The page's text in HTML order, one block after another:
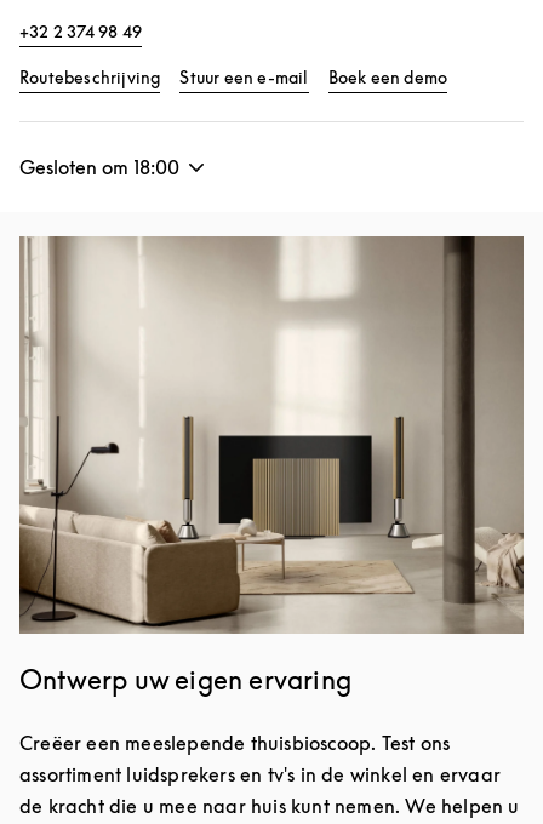
+32 2 374 98 49
RoutebeschrijvingLink Opens in New Tab
Stuur een e-mail Boek een demo
Gesloten om 18:00
Afbeelding van evenement
Ontwerp uw eigen ervaring
Creëer een meeslepende thuisbioscoop. Test ons
assortiment luidsprekers en tv's in de winkel en ervaar
de kracht die u mee naar huis kunt nemen. We helpen u